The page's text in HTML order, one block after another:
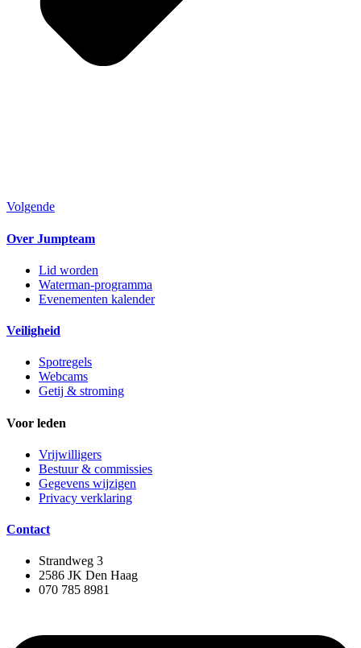
Volgende
Over Jumpteam
Lid worden
Waterman-programma
Evenementen kalender
Veiligheid
Spotregels
Webcams
Getij & stroming
Voor leden
Vrijwilligers
Bestuur & commissies
Gegevens wijzigen
Privacy verklaring
Contact
Strandweg 3
2586 JK Den Haag
070 785 8981